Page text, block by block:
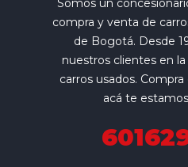
Somos un
compra y venta de
de Bogotá. Desde
nuestros clientes en
carros usados.
acá te